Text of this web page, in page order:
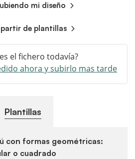
mi diseño
partir de plantillas
el fichero todavía?
ahora y subirlo mas tarde
Plantillas
con formas geométricas:
o cuadrado